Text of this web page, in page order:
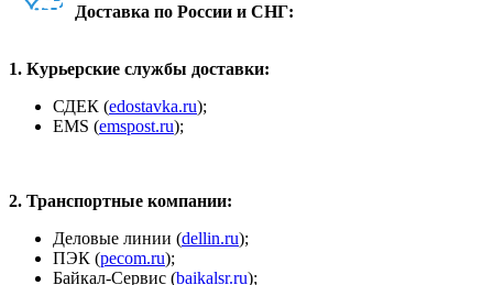
Доставка по России и СНГ:
1. Курьерские службы доставки:
СДЕК (edostavka.ru);
ЕМS (emspost.ru);
2. Транспортные компании:
Деловые линии (dellin.ru);
ПЭК (pecom.ru);
Байкал-Сервис (baikalsr.ru);